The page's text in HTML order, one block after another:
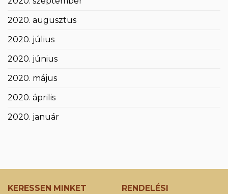
2020. augusztus
2020. július
2020. június
2020. május
2020. április
2020. január
KERESSEN MINKET
RENDELÉSI